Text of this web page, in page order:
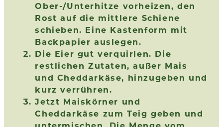
Ober-/Unterhitze vorheizen, den
Rost auf die mittlere Schiene
schieben. Eine Kastenform mit
Backpapier auslegen.
Die Eier gut verquirlen. Die
restlichen Zutaten, außer Mais
und Cheddarkäse, hinzugeben und
kurz verrühren.
Jetzt Maiskörner und
Cheddarkäse zum Teig geben und